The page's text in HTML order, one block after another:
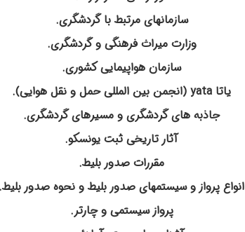
سازمانهای مرتبط با گردشگری.
وزارت میراث فرهنگی و گردشگری.
سازمان هواپیمایی کشوری.
یاتا yata (انجمن بین المللی حمل و نقل هوایی).
جاذبه های گردشگری و مسیرهای گردشگری.
آثار تاریخی ثبت یونسکو.
مقررات صدور بلیط.
انواع پرواز و سیستمهای صدور بلیط و نحوه صدور بلیط.
پرواز سیستمی و چارتر.